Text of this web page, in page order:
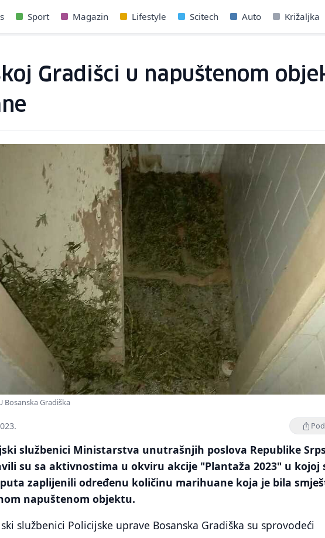
Sport Magazin Lifestyle Scitech Auto Križaljka
Gradišci u napuštenom
Bosanska Gradiška
službenici Ministarstva unutrašnjih poslova Republike
su sa aktivnostima u okviru akcije "Plantaža 2023" u kojoj
zaplijenili određenu količinu marihuane koja je bila
napuštenom objektu.
službenici Policijske uprave Bosanska Gradiška su sprovodeći